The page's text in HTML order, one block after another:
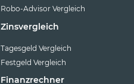
Robo-Advisor Vergleich
Zinsvergleich
Tagesgeld Vergleich
Festgeld Vergleich
Finanzrechner